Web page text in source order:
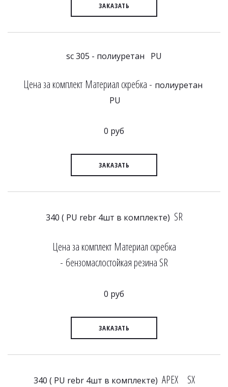
ЗАКАЗАТЬ
sc 305 - полиуретан PU
Цена за комплект Материал скребка - полиуретан
PU
0 руб
ЗАКАЗАТЬ
340 ( PU rebr 4шт в комплекте) SR
Цена за комплект Материал скребка
- бензомаслостойкая резина SR
0 руб
ЗАКАЗАТЬ
340 ( PU rebr 4шт в комплекте) APEX SX